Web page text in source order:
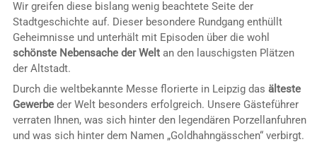
Wir greifen diese bislang wenig beachtete Seite der
Stadtgeschichte auf. Dieser besondere Rundgang enthüllt
Geheimnisse und unterhält mit Episoden über die wohl
schönste Nebensache der Weltan den lauschigsten Plätzen
der Altstadt.
Durch die weltbekannte Messe florierte in Leipzig das älteste
Gewerbeder Welt besonders erfolgreich. Unsere Gästeführer
verraten Ihnen, was sich hinter den legendären Porzellanfuhren
und was sich hinter dem Namen „Goldhahngässchen“ verbirgt.